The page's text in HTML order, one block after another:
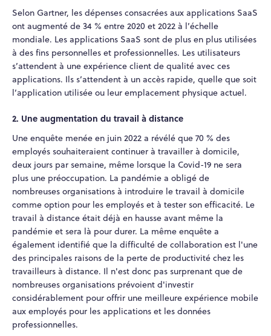
Selon Gartner, les dépenses consacrées aux applications SaaS
ont augmenté de 34 % entre 2020 et 2022 à l’échelle
mondiale. Les applications SaaS sont de plus en plus utilisées
à des fins personnelles et professionnelles. Les utilisateurs
s’attendent à une expérience client de qualité avec ces
applications. Ils s’attendent à un accès rapide, quelle que soit
l’application utilisée ou leur emplacement physique actuel.
2. Une augmentation du travail à distance
Une enquête menée en juin 2022 a révélé que 70 % des
employés souhaiteraient continuer à travailler à domicile,
deux jours par semaine, même lorsque la Covid-19 ne sera
plus une préoccupation. La pandémie a obligé de
nombreuses organisations à introduire le travail à domicile
comme option pour les employés et à tester son efficacité. Le
travail à distance était déjà en hausse avant même la
pandémie et sera là pour durer. La même enquête a
également identifié que la difficulté de collaboration est l'une
des principales raisons de la perte de productivité chez les
travailleurs à distance. Il n'est donc pas surprenant que de
nombreuses organisations prévoient d'investir
considérablement pour offrir une meilleure expérience mobile
aux employés pour les applications et les données
professionnelles.